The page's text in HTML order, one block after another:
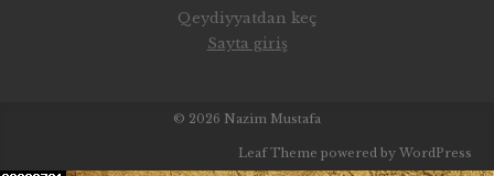
Qeydiyyatdan keç
Sayta giriş
© 2026 Nazim Mustafa
Leaf Theme powered by WordPress